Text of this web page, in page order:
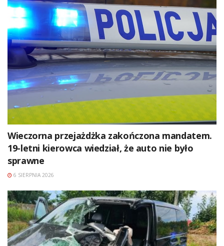
Wieczorna przejażdżka zakończona mandatem.
19-letni kierowca wiedział, że auto nie było
sprawne
6 SIERPNIA 2026